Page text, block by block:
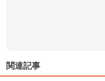
関連記事